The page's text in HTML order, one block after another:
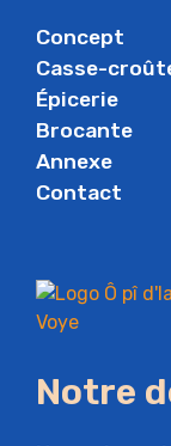
Concept
Casse-
Épicerie
Brocante
Annexe
Contact
Notre